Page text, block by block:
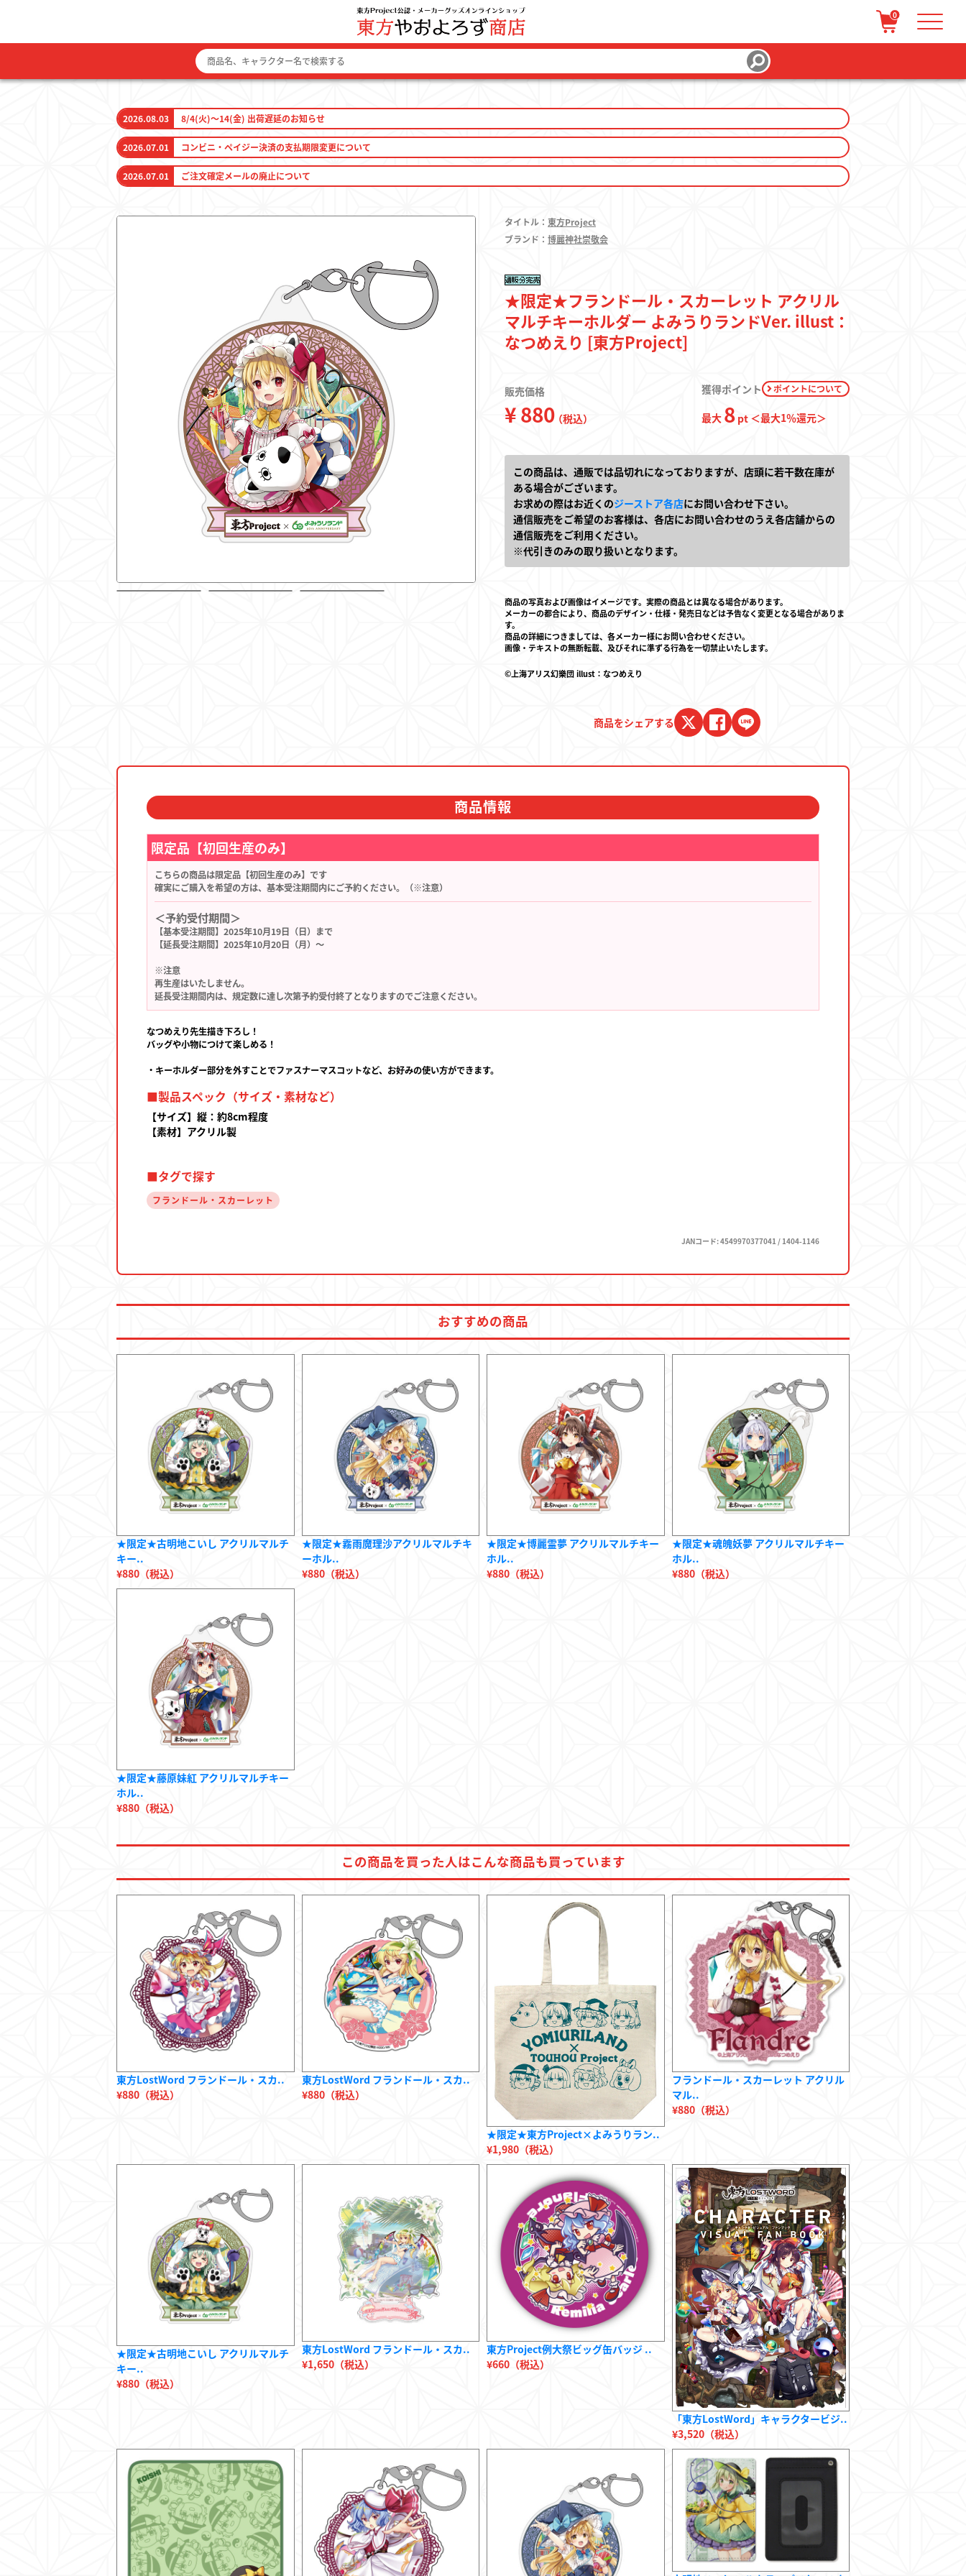
0
ログイン / 会員登録 カートを見る
ファッション
生活雑貨
キーホルダー
東方やおよろず商店とは
決済・配送
2026.08.03 8/4(火)～14(金) 出荷遅延のお知らせ
2026.07.01 コンビニ・ペイジー決済の支払期限変更について
2026.07.01 ご注文確定メールの廃止について
タイトル： 東方Project
ブランド： 博麗神社崇敬会
★限定★フランドール・スカーレット アクリル
マルチキーホルダー よみうりランドVer. illust：
なつめえり [東方Project]
販売価格
¥ 880（税込）
獲得ポイント ポイントについて
最大 8 pt ＜最大1％還元＞
この商品は、通販では品切れになっておりますが、店頭に若干数在庫が
ある場合がございます。
お求めの際はお近くのジーストア各店にお問い合わせ下さい。
通信販売をご希望のお客様は、各店にお問い合わせのうえ各店舗からの
通信販売をご利用ください。
※代引きのみの取り扱いとなります。
商品の写真および画像はイメージです。実際の商品とは異なる場合があります。
メーカーの都合により、商品のデザイン・仕様・発売日などは予告なく変更となる場合がありま
す。
商品の詳細につきましては、各メーカー様にお問い合わせください。
画像・テキストの無断転載、及びそれに準ずる行為を一切禁止いたします。
©上海アリス幻樂団 illust：なつめえり
商品をシェアする
商品情報
限定品【初回生産のみ】
こちらの商品は限定品【初回生産のみ】です
確実にご購入を希望の方は、基本受注期間内にご予約ください。（※注意）
＜予約受付期間＞
【基本受注期間】2025年10月19日（日）まで
【延長受注期間】2025年10月20日（月）～
※注意
再生産はいたしません。
延長受注期間内は、規定数に達し次第予約受付終了となりますのでご注意ください。
なつめえり先生描き下ろし！
バッグや小物につけて楽しめる！
・キーホルダー部分を外すことでファスナーマスコットなど、お好みの使い方ができます。
■製品スペック（サイズ・素材など）
【サイズ】縦：約8cm程度
【素材】アクリル製
■タグで探す
フランドール・スカーレット
JANコード: 4549970377041 / 1404-1146
おすすめの商品
★限定★古明地こいし アクリルマルチ
キー..
¥880（税込）
★限定★霧雨魔理沙アクリルマルチキ
ーホル..
¥880（税込）
★限定★博麗霊夢 アクリルマルチキー
ホル..
¥880（税込）
★限定★魂魄妖夢 アクリルマルチキー
ホル..
¥880（税込）
★限定★藤原妹紅 アクリルマルチキー
ホル..
¥880（税込）
この商品を買った人はこんな商品も買っています
東方LostWord フランドール・スカ..
¥880（税込）
東方LostWord フランドール・スカ..
¥880（税込）
★限定★東方Project×よみうりラン..
¥1,980（税込）
フランドール・スカーレット アクリル
マル..
¥880（税込）
★限定★古明地こいし アクリルマルチ
キー..
¥880（税込）
東方LostWord フランドール・スカ..
¥1,650（税込）
東方Project例大祭ビッグ缶バッジ ..
¥660（税込）
「東方LostWord」キャラクタービジ..
¥3,520（税込）